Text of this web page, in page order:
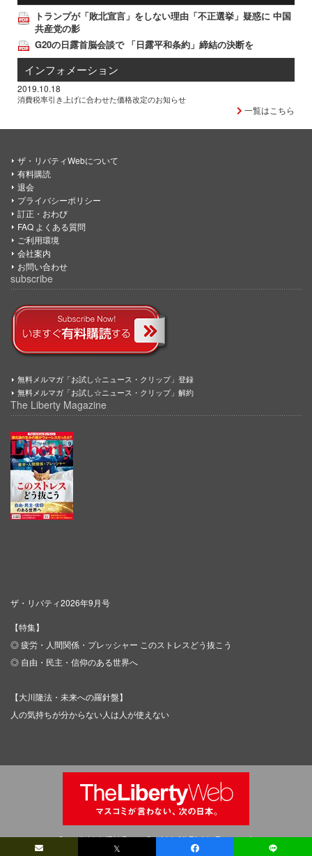
トランプが「敗北宣言」をしない理由「不正選挙」疑惑に 中国
共産党の影
G20の日露首脳会談で 「日露平和条約」締結の決断を
インフォメーション
2019.10.18
消費税率引き上げに合わせた価格改定のお知らせ
一覧はこちら
𝕏
ザ・リバティWebについて
有料購読
退会
プライバシーポリシー
訂正・おわび
FAQ よくある質問
ご利用環境
会社案内
お問い合わせ
subscribe
無料メルマガ「お試し☆ニュース・クリップ」登録
無料メルマガ「お試し☆ニュース・クリップ」解約
The Liberty Magazine
ザ・リバティ2026年9月号
【特集】
◎ 疲労・人間関係・プレッシャー このストレスどう抜こう
◎ 自由・民主・信仰のある世界へ
【大川隆法・未来への羅針盤】
人の気持ちが分からない人は人が使えない
Copyright © IRH Press Co.,Ltd. All Rights Reserved.